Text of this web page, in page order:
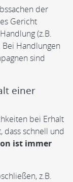
der
Gericht
(z.B.
Handlungen
sind
einer
bei Erhalt
dass schnell und
ist immer
z.B.